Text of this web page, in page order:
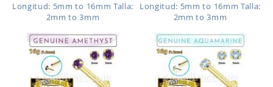
Longitud: 5mm to 16mm Talla:
2mm to 3mm
Longitud: 5mm to 16mm Talla:
2mm to 3mm